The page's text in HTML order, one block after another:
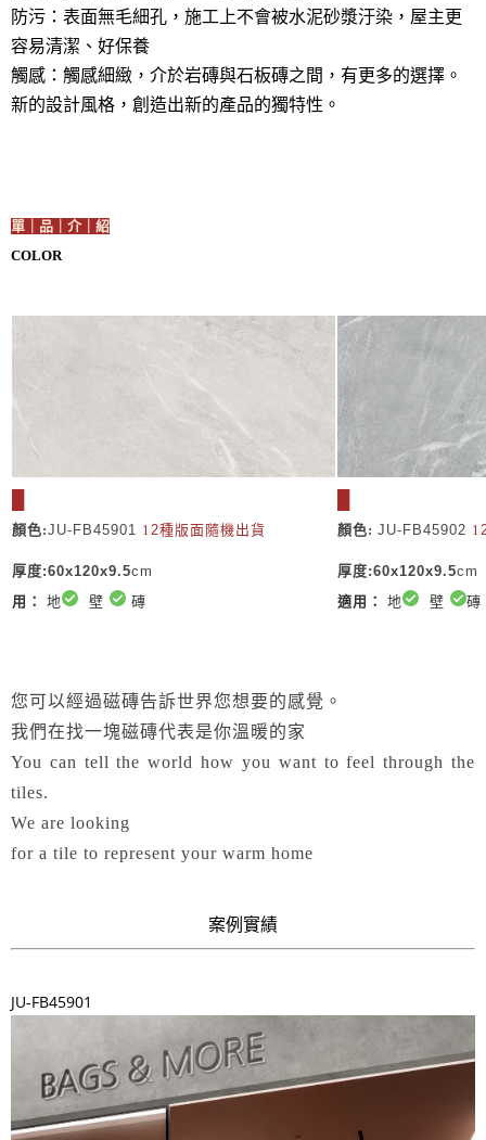
防污：表面無毛細孔，施工上不會被水泥砂漿汙染，屋主更
容易清潔、好保養
觸感：觸感細緻，介於岩磚與石板磚之間，有更多的選擇。
新的設計風格，創造出新的產品的獨特性。
單｜品｜介｜紹
COLOR
顏色:JU-FB45901 12種版面隨機出貨
厚度:60x120x9.5cm
用： 地 壁 ​ 磚
顏色: JU-FB45902 1
厚度:60x120x9.5cm
適用： 地 壁 磚
您可以經過磁磚告訴世界您想要的感覺。
我們在找一塊磁磚代表是你溫暖的家
You can tell the world how you want to feel through the
tiles.
We are looking
for a tile to represent your warm home
案例實績
JU-FB45901